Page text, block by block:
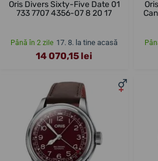
Oris Divers Sixty-Five Date 01
733 7707 4356-07 8 20 17
Până în 2 zile 17. 8. la tine acasă
14 070,15 lei